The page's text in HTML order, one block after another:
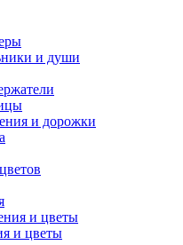
и души
и дорожки
и цветы
и цветы